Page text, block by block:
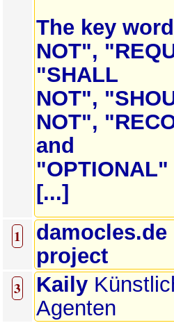
The key
NOT",
"SHALL
NOT",
NOT",
and
[...]
1 damocles.de
project
3 Kaily
Agenten